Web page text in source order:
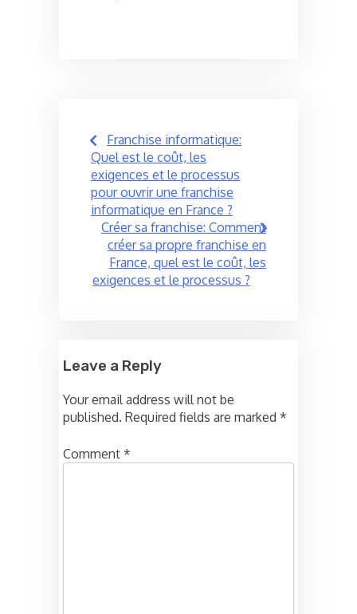
Post
navigation
Franchise informatique:
Quel est le coût, les
exigences et le processus
pour ouvrir une franchise
informatique en France ?
Créer sa franchise: Comment
créer sa propre franchise en
France, quel est le coût, les
exigences et le processus ?
Leave a Reply
Your email address will not be
published. Required fields are marked *
Comment *